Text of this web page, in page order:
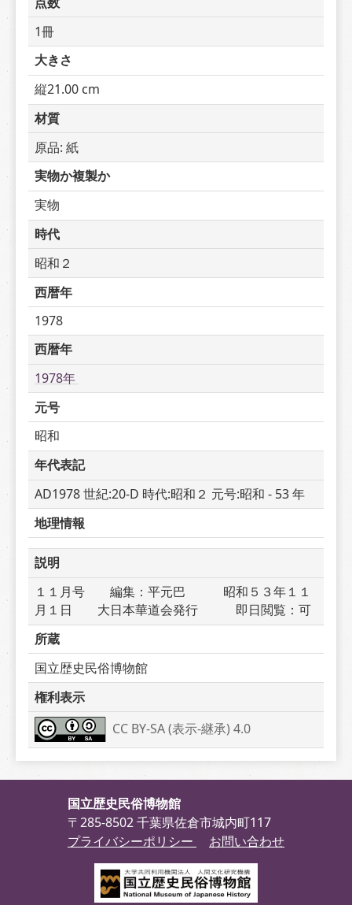
1冊
大きさ
縦21.00 cm
材質
原品: 紙
実物か複製か
実物
時代
昭和２
西暦年
1978
西暦年
1978年
元号
昭和
年代表記
AD1978 世紀:20-D 時代:昭和２ 元号:昭和 - 53 年
地理情報
説明
１１月号　　編集：平元巴　　　昭和５３年１１
月１日　　大日本華道会発行　　　即日閲覧：可
所蔵
国立歴史民俗博物館
権利表示
CC BY-SA (表示-継承) 4.0
国立歴史民俗博物館
〒285-8502 千葉県佐倉市城内町117
プライバシーポリシー
お問い合わせ